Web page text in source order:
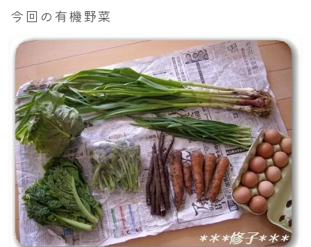
謎解き
ホテル滞在記
舞台・ライブ
名古屋
ナナちゃん人形
今回の有機野菜